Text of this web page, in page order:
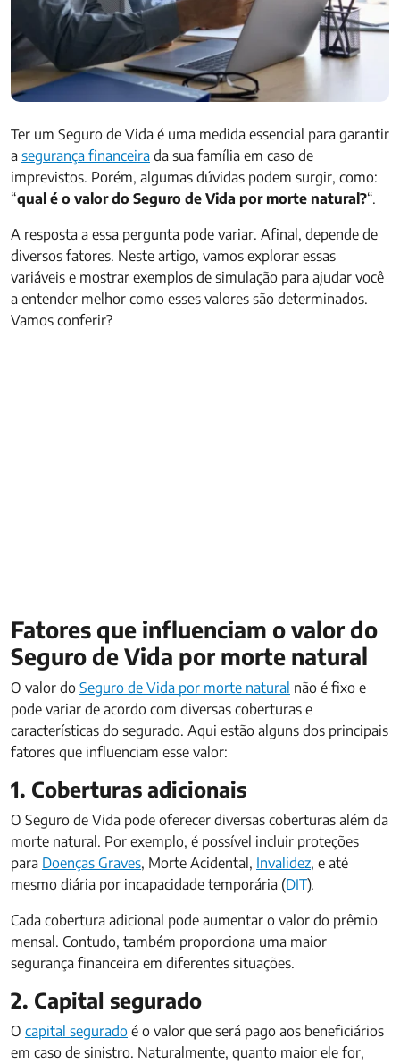
Ter um Seguro de Vida é uma medida essencial para garantir
a segurança financeira da sua família em caso de
imprevistos. Porém, algumas dúvidas podem surgir, como:
“qual é o valor do Seguro de Vida por morte natural?“.
A resposta a essa pergunta pode variar. Afinal, depende de
diversos fatores. Neste artigo, vamos explorar essas
variáveis e mostrar exemplos de simulação para ajudar você
a entender melhor como esses valores são determinados.
Vamos conferir?
Fatores que influenciam o valor do
Seguro de Vida por morte natural
O valor do Seguro de Vida por morte natural não é fixo e
pode variar de acordo com diversas coberturas e
características do segurado. Aqui estão alguns dos principais
fatores que influenciam esse valor:
1. Coberturas adicionais
O Seguro de Vida pode oferecer diversas coberturas além da
morte natural. Por exemplo, é possível incluir proteções
para Doenças Graves, Morte Acidental, Invalidez, e até
mesmo diária por incapacidade temporária (DIT).
Cada cobertura adicional pode aumentar o valor do prêmio
mensal. Contudo, também proporciona uma maior
segurança financeira em diferentes situações.
2. Capital segurado
O capital segurado é o valor que será pago aos beneficiários
em caso de sinistro. Naturalmente, quanto maior ele for,